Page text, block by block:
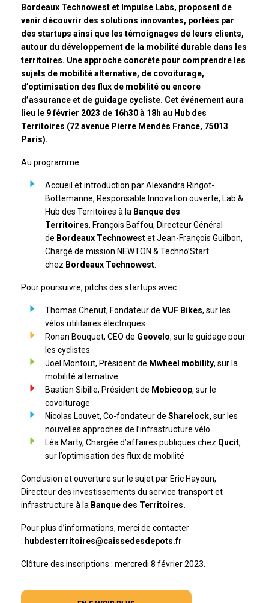
Bordeaux Technowest et Impulse Labs, proposent de
venir découvrir des solutions innovantes, portées par
des startups ainsi que les témoignages de leurs clients,
autour du développement de la mobilité durable dans les
territoires. Une approche concrète pour comprendre les
sujets de mobilité alternative, de covoiturage,
d’optimisation des flux de mobilité ou encore
d’assurance et de guidage cycliste. Cet événement aura
lieu le 9 février 2023 de 16h30 à 18h au Hub des
Territoires (72 avenue Pierre Mendès France, 75013
Paris).
Au programme :
Accueil et introduction par Alexandra Ringot-
Bottemanne, Responsable Innovation ouverte, Lab &
Hub des Territoires à la Banque des
Territoires, François Baffou, Directeur Général
de Bordeaux Technowestet Jean-François Guilbon,
Chargé de mission NEWTON & Techno’Start
chez Bordeaux Technowest.
Pour poursuivre, pitchs des startups avec :
Thomas Chenut, Fondateur de VUF Bikes, sur les
vélos utilitaires électriques
Ronan Bouquet, CEO de Geovelo, sur le guidage pour
les cyclistes
Joël Montout, Président de Mwheel mobility, sur la
mobilité alternative
Bastien Sibille, Président de Mobicoop, sur le
covoiturage
Nicolas Louvet, Co-fondateur de Sharelock, sur les
nouvelles approches de l’infrastructure vélo
Léa Marty, Chargée d’affaires publiques chez Qucit,
sur l’optimisation des flux de mobilité
Conclusion et ouverture sur le sujet par Eric Hayoun,
Directeur des investissements du service transport et
infrastructure à la Banque des Territoires.
Pour plus d’informations, merci de contacter
: hubdesterritoires@caissedesdepots.fr
Clôture des inscriptions : mercredi 8 février 2023.